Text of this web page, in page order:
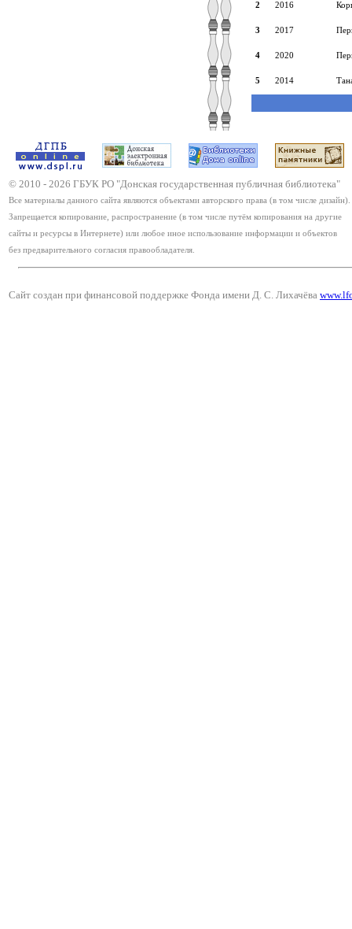
2 2016
3 2017
4 2020
5 2014
© 2010 - 2026 ГБУК РО "Донская государственная публичная библиотека"
Все материалы данного сайта являются объектами авторского права (в том числе дизайн).
Запрещается копирование, распространение (в том числе путём копирования на другие
сайты и ресурсы в Интернете) или любое иное использование информации и объектов
без предварительного согласия правообладателя.
Сайт создан при финансовой поддержке Фонда имени Д. С. Лихачёва